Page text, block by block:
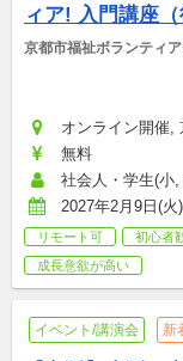
ィア! 入門講座（
京都市福祉ボランティ
オンライン開催,
無料
社会人・学生(小
2027年2月9日(
リモート可 初心者
成長意欲が高い
イベント/講演会 新